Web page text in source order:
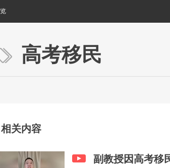
高考移民
相关内容
副教授因高考移